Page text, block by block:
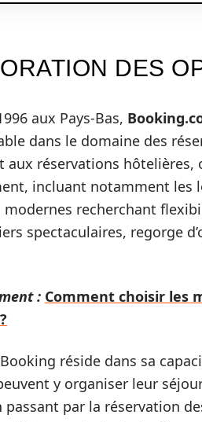
DES
aux Pays-Bas,
dans le domaine des
aux réservations hôtelières,
incluant notamment les
modernes recherchant
spectaculaires, regorge
: Comment choisir les
réside dans sa
y organiser leur
passant par la réservation